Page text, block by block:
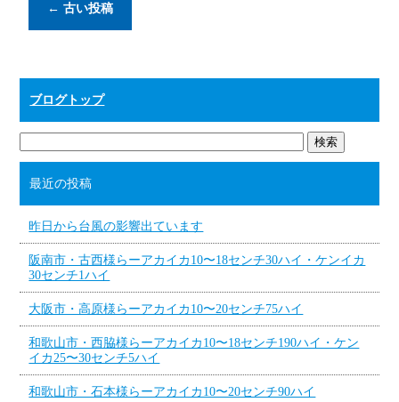
← 古い投稿
ブログトップ
最近の投稿
昨日から台風の影響出ています
阪南市・古西様らーアカイカ10〜18センチ30ハイ・ケンイカ
30センチ1ハイ
大阪市・高原様らーアカイカ10〜20センチ75ハイ
和歌山市・西脇様らーアカイカ10〜18センチ190ハイ・ケン
イカ25〜30センチ5ハイ
和歌山市・石本様らーアカイカ10〜20センチ90ハイ